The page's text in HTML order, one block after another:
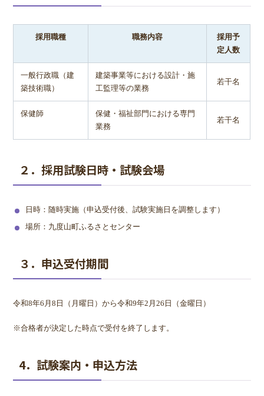
採用職種 職務内容
採用予
定人数
一般行政職（建
築技術職）
建築事業等における設計・施
工監理等の業務
若干名
保健師
保健・福祉部門における専門
業務
若干名
２．採用試験日時・試験会場
日時：随時実施（申込受付後、試験実施日を調整します）
場所：九度山町ふるさとセンター
３．申込受付期間
令和8年6月8日（月曜日）から令和9年2月26日（金曜日）
※合格者が決定した時点で受付を終了します。
4．試験案内・申込方法